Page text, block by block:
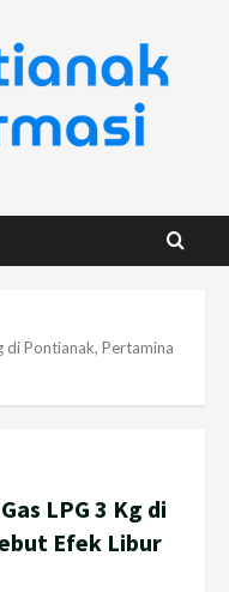
di Pontianak, Pertamina
LPG 3 Kg di
Efek Libur